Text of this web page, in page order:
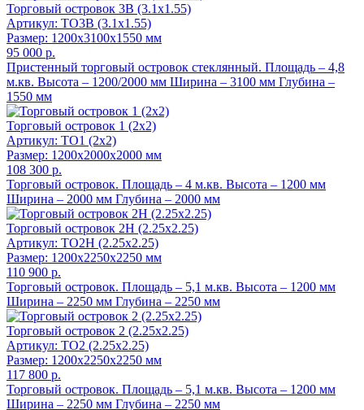
Торговый островок 3В (3.1х1.55)
Артикул: ТО3В (3.1х1.55)
Размер: 1200x3100x1550 мм
95 000 р.
Пристенный торговый островок стеклянный. Площадь – 4,8
м.кв. Высота – 1200/2000 мм Ширина – 3100 мм Глубина –
1550 мм
Торговый островок 1 (2х2)
Артикул: TO1 (2х2)
Размер: 1200x2000x2000 мм
108 300 р.
Торговый островок. Площадь – 4 м.кв. Высота – 1200 мм
Ширина – 2000 мм Глубина – 2000 мм
Торговый островок 2Н (2.25х2.25)
Артикул: ТО2Н (2.25х2.25)
Размер: 1200x2250x2250 мм
110 900 р.
Торговый островок. Площадь – 5,1 м.кв. Высота – 1200 мм
Ширина – 2250 мм Глубина – 2250 мм
Торговый островок 2 (2.25х2.25)
Артикул: TO2 (2.25х2.25)
Размер: 1200x2250x2250 мм
117 800 р.
Торговый островок. Площадь – 5,1 м.кв. Высота – 1200 мм
Ширина – 2250 мм Глубина – 2250 мм